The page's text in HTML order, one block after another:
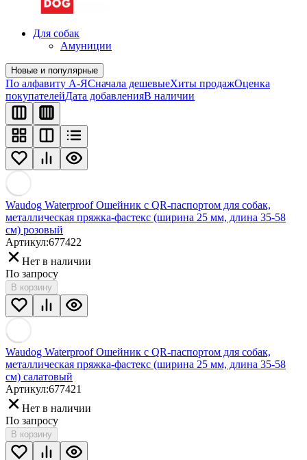
Для собак
Амуниции
Новые и популярные
По алфавиту А-ЯСначала дешевыеХиты продажОценка
покупателейДата добавленияВ наличии
Waudog Waterproof Ошейник с QR-паспортом для собак,
металлическая пряжка-фастекс (ширина 25 мм, длина 35-58
см) розовый
Артикул:677422
Нет в наличии
По запросу
В корзину
Waudog Waterproof Ошейник с QR-паспортом для собак,
металлическая пряжка-фастекс (ширина 25 мм, длина 35-58
см) салатовый
Артикул:677421
Нет в наличии
По запросу
В корзину